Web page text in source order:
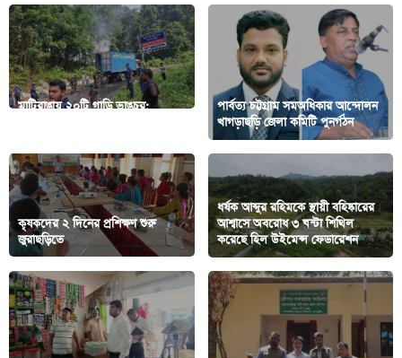
মাটিরাঙায় ২০টি গাড়ি ভাঙচুর;
পার্বত্য চট্টগ্রাম সমঅধিকার আন্দোলন
খাগড়াছড়ি জেলা কমিটি পুনর্গঠন
কৃষকদের ২ দিনের প্রশিক্ষণ শুরু
জুরাছড়িতে
ধর্ষক আব্দুর রহিমকে স্থায়ী বহিষ্কারের
আশ্বাসে অবরোধ ৩ ঘন্টা শিথিল
করেছে হিল উইমেন্স ফেডারেশন